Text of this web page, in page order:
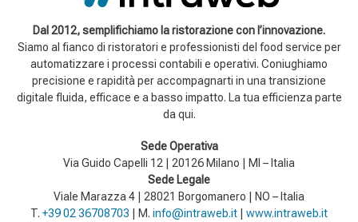
Sede Operativa
Via Guido Capelli 12 | 20126 Milano | MI – Italia
Sede Legale
Viale Marazza 4 | 28021 Borgomanero | NO – Italia
T. +39 02 36708703 | M. info@intraweb.it
www.intraweb.it
Dal 2012, semplifichiamo la ristorazione con l’innovazione.
Siamo al fianco di ristoratori e professionisti del food service per
automatizzare i processi contabili e operativi. Coniughiamo
precisione e rapidità per accompagnarti in una transizione
digitale fluida, efficace e a basso impatto. La tua efficienza parte
da qui.